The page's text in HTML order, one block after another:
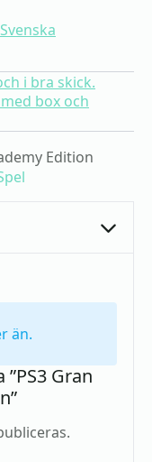
i bra skick.
box och
Edition
än.
Gran